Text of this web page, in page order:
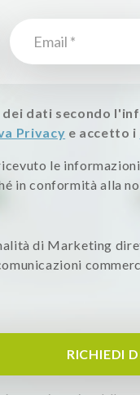
dati secondo
Privacy e accetto i
le
in conformità alla
di Marketing
RICHIEDI